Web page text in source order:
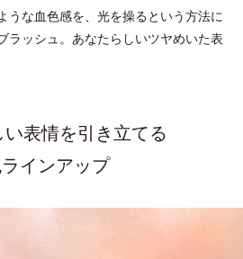
うな血色感を、光を操るという方法に
ッシュ。 あなたらしいツヤめいた表
表情を引き立てる
インアップ